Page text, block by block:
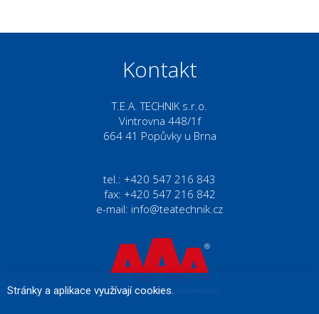
Kontakt
T.E.A. TECHNIK s.r.o.
Vintrovna 448/1f
664 41 Popůvky u Brna
tel.: +420 547 216 843
fax: +420 547 216 842
e-mail: info@teatechnik.cz
Stránky a aplikace využívají cookies.